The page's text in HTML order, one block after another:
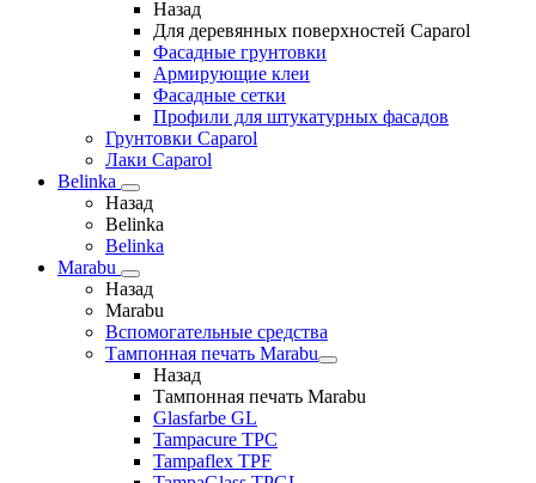
Назад
Для деревянных поверхностей Caparol
Фасадные грунтовки
Армирующие клеи
Фасадные сетки
Профили для штукатурных фасадов
Грунтовки Caparol
Лаки Caparol
Belinka
Назад
Belinka
Belinka
Marabu
Назад
Marabu
Вспомогательные средства
Тампонная печать Marabu
Назад
Тампонная печать Marabu
Glasfarbe GL
Tampacure TPC
Tampaflex TPF